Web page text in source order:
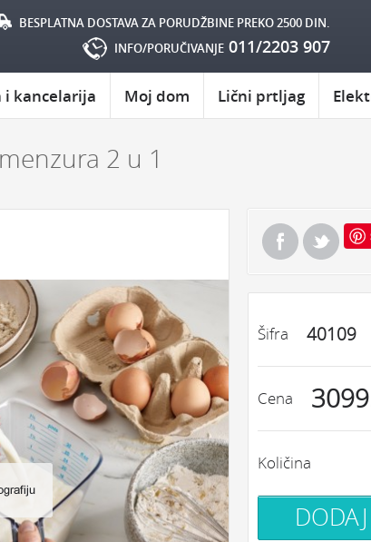
BESPLATNA DOSTAVA ZA PORUDŽBINE PREKO 2500 DIN.
INFO/PORUČIVANJE 011/2203 907
i kancelarija Moj dom Lični prtljag
2 u 1
Šifra 40109
Cena
Količina